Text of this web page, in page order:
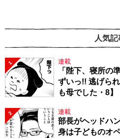
人気記
1 連載
「陛下、寝所の
ずいっ!! 逃げら
も母でした・8】
2 連載
部長がヘッドハ
身は子どものオ